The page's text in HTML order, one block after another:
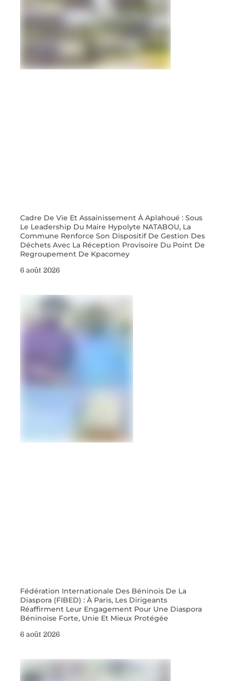
Cadre De Vie Et Assainissement À Aplahoué : Sous
Le Leadership Du Maire Hypolyte NATABOU, La
Commune Renforce Son Dispositif De Gestion Des
Déchets Avec La Réception Provisoire Du Point De
Regroupement De Kpacomey
6 août 2026
Fédération Internationale Des Béninois De La
Diaspora (FIBED) : À Paris, Les Dirigeants
Réaffirment Leur Engagement Pour Une Diaspora
Béninoise Forte, Unie Et Mieux Protégée
6 août 2026